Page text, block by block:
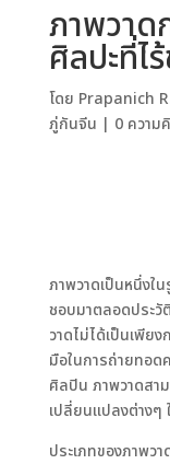
ภาพวาด
ศิลปะที่ไ
โดย Prapanich
ภู่กันจีน | 0 ความ
ภาพวาดเป็นหนึ่งใ
ชอบมาตลอดประ
วาดไม่ได้เป็นเพีย
มือในการถ่ายทอ
ศิลปิน ภาพวาดสา
เปลี่ยนแปลงต่างๆ
ประเภทของภาพว